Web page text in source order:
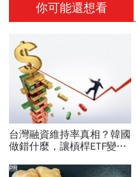
你可能還想看
台灣融資維持率真相？韓國
做錯什麼，讓槓桿ETF變風
解
PR